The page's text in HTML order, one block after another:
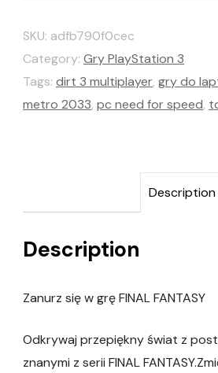
SKU: adfb790f0cec
Category: Gry PlayStation 3
Tags: dirt 3 multiplayer, gry do
metro 2033, pc need for speed,
Description
Description
Zanurz się w grę FINAL FANTASY
Odkrywaj przepiękny świat z
znanymi z serii FINAL